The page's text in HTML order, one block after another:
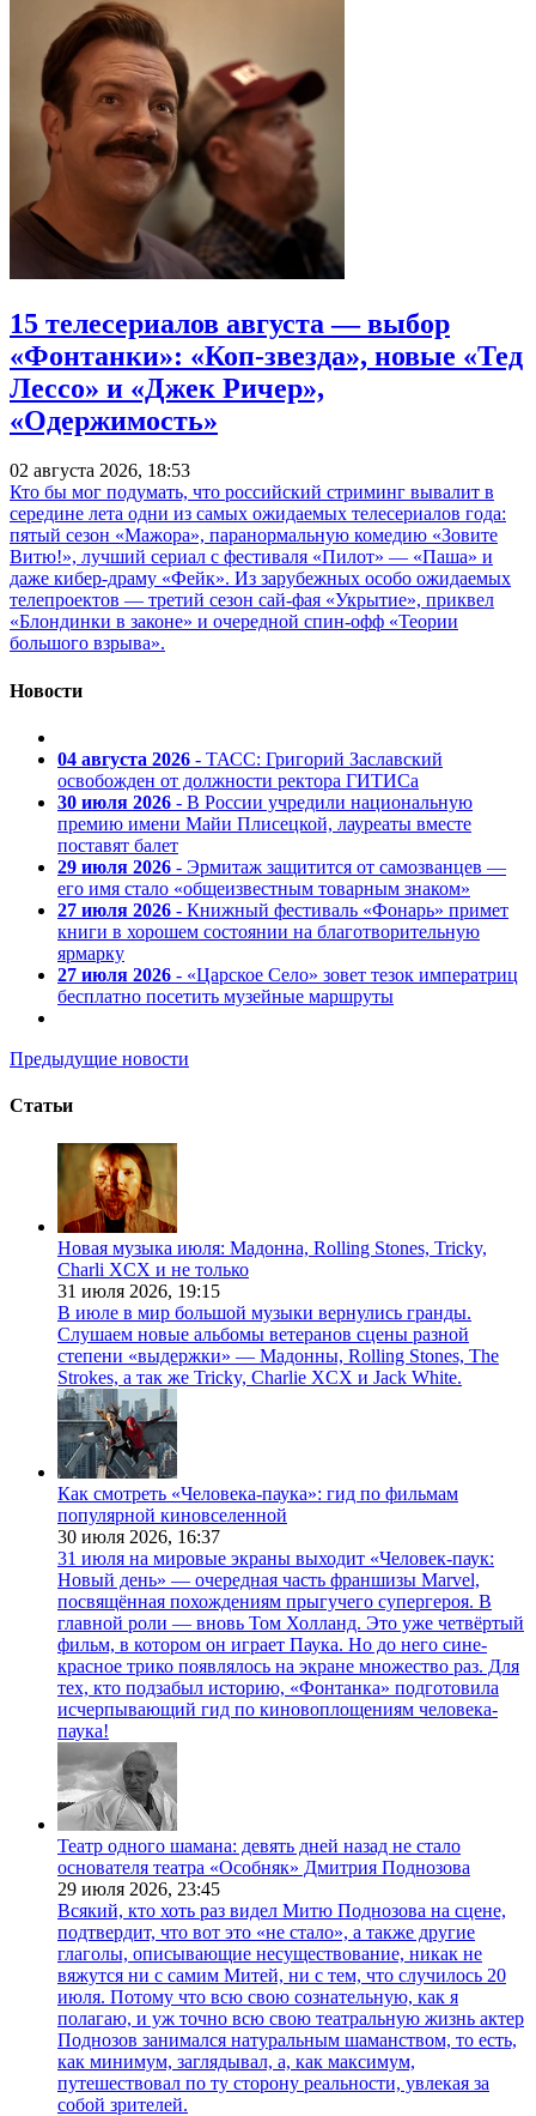
15 телесериалов августа — выбор
«Фонтанки»: «Коп-звезда», новые «Тед
Лессо» и «Джек Ричер»,
«Одержимость»
02 августа 2026, 18:53
Кто бы мог подумать, что российский стриминг вывалит в
середине лета одни из самых ожидаемых телесериалов года:
пятый сезон «Мажора», паранормальную комедию «Зовите
Витю!», лучший сериал с фестиваля «Пилот» — «Паша» и
даже кибер-драму «Фейк». Из зарубежных особо ожидаемых
телепроектов — третий сезон сай-фая «Укрытие», приквел
«Блондинки в законе» и очередной спин-офф «Теории
большого взрыва».
Новости
04 августа 2026 - ТАСС: Григорий Заславский
освобожден от должности ректора ГИТИСа
30 июля 2026 - В России учредили национальную
премию имени Майи Плисецкой, лауреаты вместе
поставят балет
29 июля 2026 - Эрмитаж защитится от самозванцев —
его имя стало «общеизвестным товарным знаком»
27 июля 2026 - Книжный фестиваль «Фонарь» примет
книги в хорошем состоянии на благотворительную
ярмарку
27 июля 2026 - «Царское Село» зовет тезок императриц
бесплатно посетить музейные маршруты
Предыдущие новости
Статьи
Новая музыка июля: Мадонна, Rolling Stones, Tricky,
Charli XCX и не только
31 июля 2026, 19:15
В июле в мир большой музыки вернулись гранды.
Слушаем новые альбомы ветеранов сцены разной
степени «выдержки» — Мадонны, Rolling Stones, The
Strokes, а так же Tricky, Charlie XCX и Jack White.
Как смотреть «Человека-паука»: гид по фильмам
популярной киновселенной
30 июля 2026, 16:37
31 июля на мировые экраны выходит «Человек-паук:
Новый день» — очередная часть франшизы Marvel,
посвящённая похождениям прыгучего супергероя. В
главной роли — вновь Том Холланд. Это уже четвёртый
фильм, в котором он играет Паука. Но до него сине-
красное трико появлялось на экране множество раз. Для
тех, кто подзабыл историю, «Фонтанка» подготовила
исчерпывающий гид по киновоплощениям человека-
паука!
Театр одного шамана: девять дней назад не стало
основателя театра «Особняк» Дмитрия Поднозова
29 июля 2026, 23:45
Всякий, кто хоть раз видел Митю Поднозова на сцене,
подтвердит, что вот это «не стало», а также другие
глаголы, описывающие несуществование, никак не
вяжутся ни с самим Митей, ни с тем, что случилось 20
июля. Потому что всю свою сознательную, как я
полагаю, и уж точно всю свою театральную жизнь актер
Поднозов занимался натуральным шаманством, то есть,
как минимум, заглядывал, а, как максимум,
путешествовал по ту сторону реальности, увлекая за
собой зрителей.